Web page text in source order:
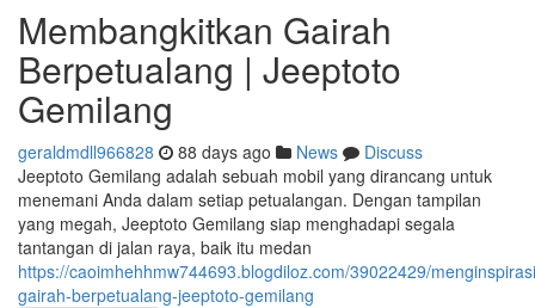
Membangkitkan Gairah
Berpetualang | Jeeptoto
Gemilang
geraldmdll966828 88 days ago News
Discuss
Jeeptoto Gemilang adalah sebuah mobil yang dirancang untuk
menemani Anda dalam setiap petualangan. Dengan tampilan
yang megah, Jeeptoto Gemilang siap menghadapi segala
tantangan di jalan raya, baik itu medan
https://caoimhehhmw744693.blogdiloz.com/39022429/
gairah-berpetualang-jeeptoto-gemilang